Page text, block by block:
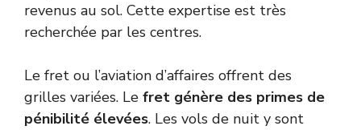
revenus au sol. Cette expertise est très
recherchée par les centres.
Le fret ou l’aviation d’affaires offrent des
grilles variées. Le fret génère des primes de
pénibilité élevées. Les vols de nuit y sont